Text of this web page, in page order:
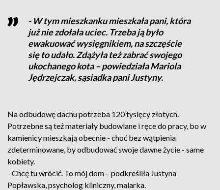
- W tym mieszkanku mieszkała pani, która
już nie zdołała uciec. Trzeba ją było
ewakuować wysięgnikiem, na szczęście
się to udało. Zdążyła też zabrać swojego
ukochanego kota – powiedziała Mariola
Jędrzejczak, sąsiadka pani Justyny.
Na odbudowę dachu potrzeba 120 tysięcy złotych.
Potrzebne są też materiały budowlane i ręce do pracy, bo w
kamienicy mieszkają obecnie - choć bez wątpienia
zdeterminowane, by odbudować swoje dawne życie - same
kobiety.
- Chcę tu wrócić. To mój dom – podkreśliła Justyna
Popławska, psycholog kliniczny, malarka.